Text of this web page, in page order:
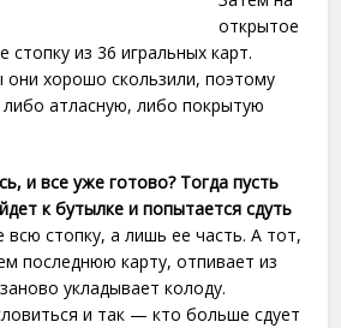
открытое
из 36 игральных карт.
хорошо скользили, поэтому
либо атласную, либо покрытую
и все уже готово? Тогда пусть
к бутылке и попытается сдуть
стопку, а лишь ее часть. А тот,
последнюю карту, отпивает из
укладывает колоду.
и так — кто больше сдует